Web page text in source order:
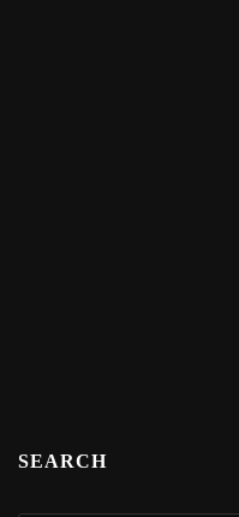
SEARCH